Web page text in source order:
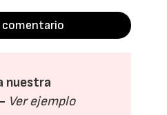
comentario
nuestra
Ver ejemplo